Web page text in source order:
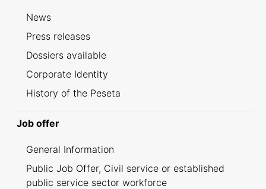
News
Press releases
Dossiers available
Corporate Identity
History of the Peseta
Job offer
General Information
Public Job Offer, Civil service or established
public service sector workforce